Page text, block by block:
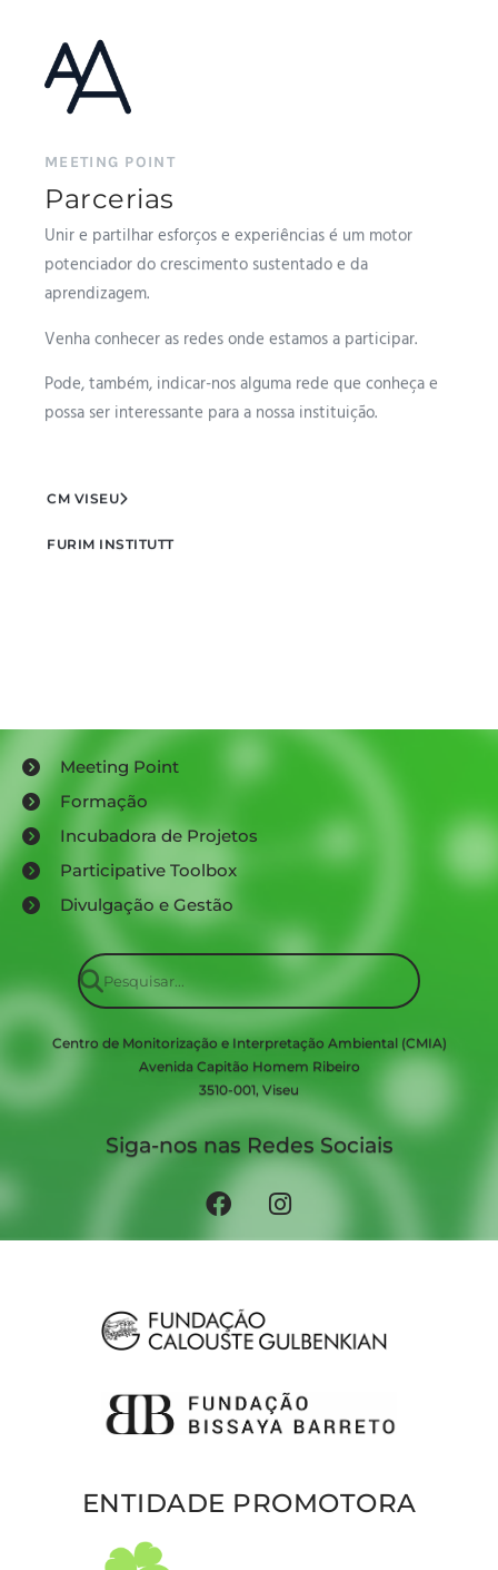
MEETING POINT
Parcerias
Unir e partilhar esforços e experiências é um motor
potenciador do crescimento sustentado e da
aprendizagem.
Venha conhecer as redes onde estamos a participar.
Pode, também, indicar-nos alguma rede que conheça e
possa ser interessante para a nossa instituição.
CM VISEU
FURIM INSTITUTT
Meeting Point
Formação
Incubadora de Projetos
Participative Toolbox
Divulgação e Gestão
Centro de Monitorização e Interpretação Ambiental (CMIA)
Avenida Capitão Homem Ribeiro
3510-001, Viseu
Siga-nos nas Redes Sociais
ENTIDADE PROMOTORA